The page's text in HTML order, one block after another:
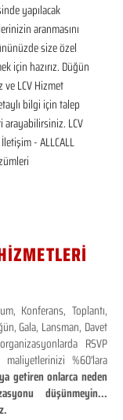
yapılacak
aranmasını
size özel
için hazırız. Düğün
ve LCV Hizmet
bilgi için talep
LCV
İletişim - ALLCALL
Konferans, Toplantı,
Gala, Lansman, Davet
RSVP
maliyetlerinizi %60'lara
getiren onlarca neden
düşünmeyin...